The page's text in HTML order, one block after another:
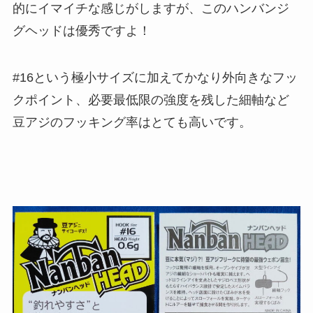
的にイマイチな感じがしますが、このハンバンジ
グヘッドは優秀ですよ！
#16という極小サイズに加えてかなり外向きなフッ
クポイント、必要最低限の強度を残した細軸など
豆アジのフッキング率はとても高いです。